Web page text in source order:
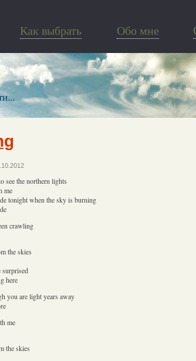
Как выбрать Обо мне
see the northern lights
me
tonight when the sky is burning
crawling
the skies
surprised
here
you are light years away
me
the skies